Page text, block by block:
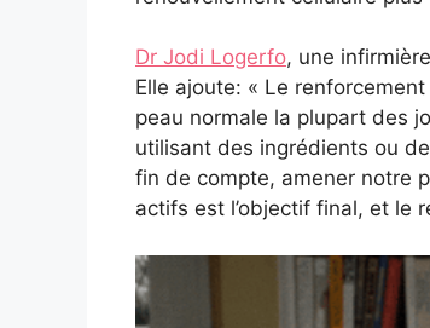
Dr Jodi Logerfo, une
Elle ajoute: « Le
peau normale la plupart des
utilisant des ingrédients ou
fin de compte, amener notre
actifs est l’objectif final, et le